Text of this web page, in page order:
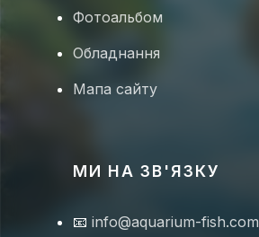
Фотоальбом
Обладнання
Мапа сайту
МИ НА ЗВ'ЯЗКУ
📧 info@aquarium-fish.com